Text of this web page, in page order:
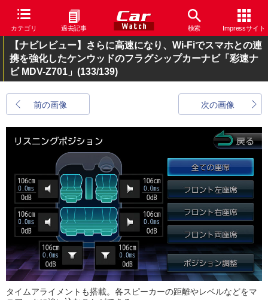
カテゴリ 過去記事 検索 Impressサイト
【ナビレビュー】さらに高速になり、Wi-Fiでスマホとの連
携を強化したケンウッドのフラグシップカーナビ「彩速ナ
ビ MDV-Z701」 (133/139)
前の画像 次の画像
タイムアライメントも搭載。各スピーカーの距離やレベルなどをマ